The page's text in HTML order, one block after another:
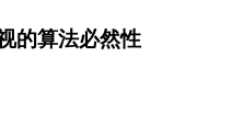
的算法必然性